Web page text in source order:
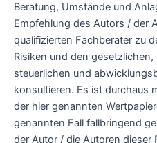
Beratung, Umstände und
Empfehlung des Autors / der
qualifizierten Fachberater zu
Risiken und den
steuerlichen und
konsultieren. Es ist durchaus
der hier genannten
genannten Fall fallbringend
der Autor / die Autoren dieser